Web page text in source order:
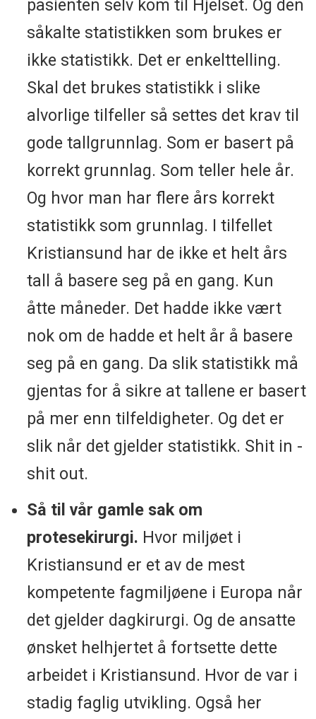
pasienten selv kom til Hjelset. Og den
såkalte statistikken som brukes er
ikke statistikk. Det er enkelttelling.
Skal det brukes statistikk i slike
alvorlige tilfeller så settes det krav til
gode tallgrunnlag. Som er basert på
korrekt grunnlag. Som teller hele år.
Og hvor man har flere års korrekt
statistikk som grunnlag. I tilfellet
Kristiansund har de ikke et helt års
tall å basere seg på en gang. Kun
åtte måneder. Det hadde ikke vært
nok om de hadde et helt år å basere
seg på en gang. Da slik statistikk må
gjentas for å sikre at tallene er basert
på mer enn tilfeldigheter. Og det er
slik når det gjelder statistikk. Shit in -
shit out.
Så til vår gamle sak om
protesekirurgi. Hvor miljøet i
Kristiansund er et av de mest
kompetente fagmiljøene i Europa når
det gjelder dagkirurgi. Og de ansatte
ønsket helhjertet å fortsette dette
arbeidet i Kristiansund. Hvor de var i
stadig faglig utvikling. Også her